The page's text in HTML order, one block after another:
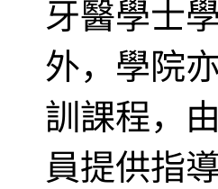
牙醫學士
外，學院
訓課程，
員提供指